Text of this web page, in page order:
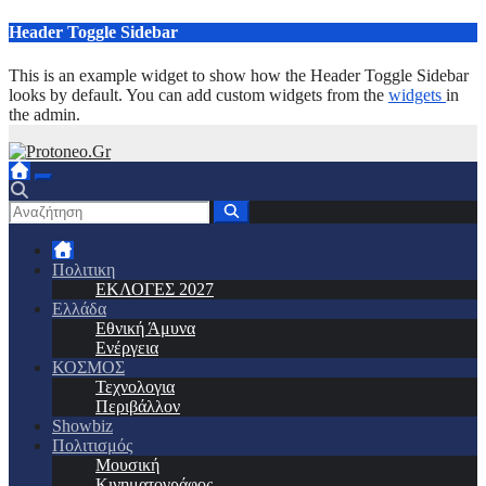
Μετάβαση
περιεχόμενο
Header Toggle Sidebar
This is an example widget to show how the Header Toggle Sidebar
looks by default. You can add custom widgets from the widgets in
the admin.
Πολιτικη
ΕΚΛΟΓΕΣ 2027
Ελλάδα
Εθνική Άμυνα
Ενέργεια
ΚΟΣΜΟΣ
Τεχνολογια
Περιβάλλον
Showbiz
Πολιτισμός
Μουσική